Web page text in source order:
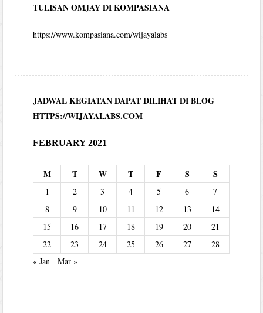
TULISAN OMJAY DI KOMPASIANA
https://www.kompasiana.com/wijayalabs
JADWAL KEGIATAN DAPAT DILIHAT DI BLOG
HTTPS://WIJAYALABS.COM
FEBRUARY 2021
M T W T F S S
1 2 3 4 5 6
7
8
9 10 11 12 13
14
15
16 17 18 19 20
21
22
23 24 25 26 27
28
« Jan
Mar »